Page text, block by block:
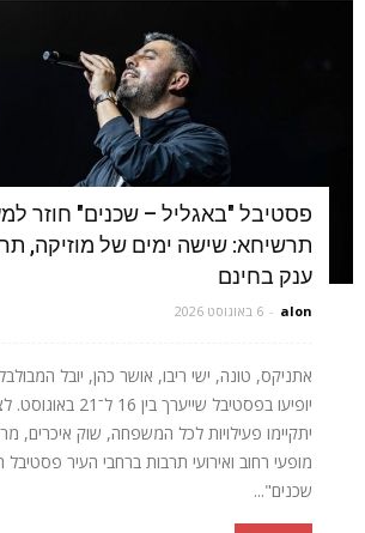
פסטיבל "באגליל – שכנים" חוזר
תרשיחא: שישה ימים של מוזיקה,
ענק בחינם
alon
- 6 באוגוסט 2026
אתניקס, טונה, ישי ריבו, אושר כהן, יובל
יופיעו בפסטיבל שייערך
יתקיימו פעילויות לכל המשפחה, שוק איכרים,
מופעי רחוב ואירועי תרבות ברחבי העיר
שכנים"...